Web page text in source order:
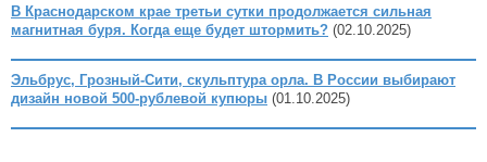
В Краснодарском крае третьи сутки продолжается сильная
магнитная буря. Когда еще будет штормить? (02.10.2025)
Эльбрус, Грозный-Сити, скульптура орла. В России выбирают
дизайн новой 500-рублевой купюры (01.10.2025)